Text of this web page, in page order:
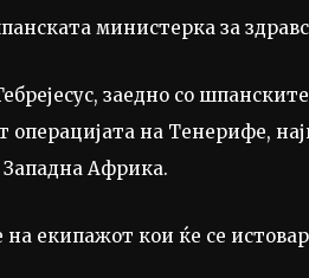
министерка за
заедно со
операцијата на Тенерифе,
Западна Африка.
екипажот кои ќе се